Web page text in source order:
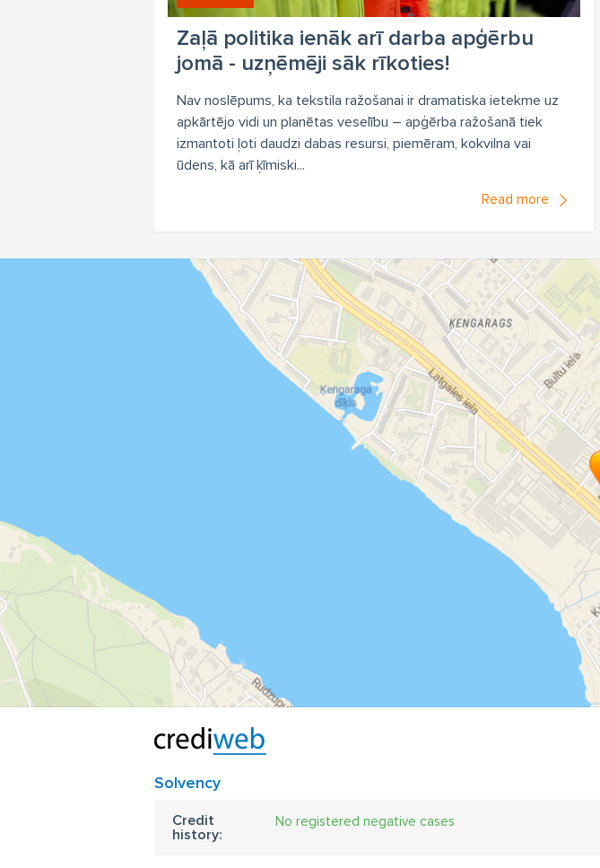
Zaļā politika ienāk arī darba apģērbu
jomā - uzņēmēji sāk rīkoties!
Nav noslēpums, ka tekstila ražošanai ir dramatiska ietekme uz
apkārtējo vidi un planētas veselību – apģērba ražošanā tiek
izmantoti ļoti daudzi dabas resursi, piemēram, kokvilna vai
ūdens, kā arī ķīmiski...
Read more
Solvency
Credit
history:
No registered negative cases